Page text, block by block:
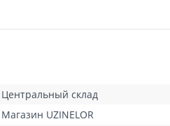
стоимость пропущенной
100 леев, а для других
посылку при доставке и
не предполагается.
заказ» сроки доставки указаны
Центральный склад
Магазин UZINELOR